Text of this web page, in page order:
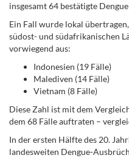
insgesamt 64 bestätigte
Ein Fall wurde lokal
südost- und südafrikanischen
vorwiegend aus:
Indonesien (19 Fälle)
Malediven (14 Fälle)
Vietnam (8 Fälle)
Diese Zahl ist mit dem
dem 68 Fälle auftraten –
In der ersten Hälfte des 20.
landesweiten Dengue-